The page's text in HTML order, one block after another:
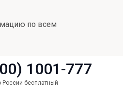
по всем
1001-777
России бесплатный